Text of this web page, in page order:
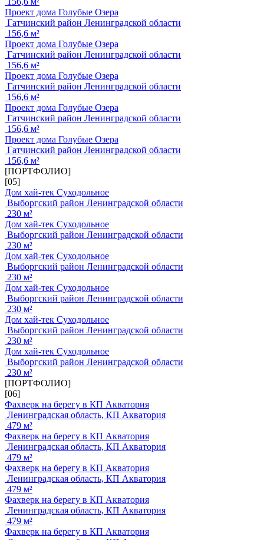
Проект дома Голубые Озера
Гатчинский район Ленинградской области
156,6 м²
Проект дома Голубые Озера
Гатчинский район Ленинградской области
156,6 м²
Проект дома Голубые Озера
Гатчинский район Ленинградской области
156,6 м²
Проект дома Голубые Озера
Гатчинский район Ленинградской области
156,6 м²
Проект дома Голубые Озера
Гатчинский район Ленинградской области
156,6 м²
[ПОРТФОЛИО]
[05]
Дом хай-тек Суходольное
Выборгский район Ленинградской области
230 м²
Дом хай-тек Суходольное
Выборгский район Ленинградской области
230 м²
Дом хай-тек Суходольное
Выборгский район Ленинградской области
230 м²
Дом хай-тек Суходольное
Выборгский район Ленинградской области
230 м²
Дом хай-тек Суходольное
Выборгский район Ленинградской области
230 м²
Дом хай-тек Суходольное
Выборгский район Ленинградской области
230 м²
[ПОРТФОЛИО]
[06]
Фахверк на берегу в КП Акватория
Ленинградская область, КП Акватория
479 м²
Фахверк на берегу в КП Акватория
Ленинградская область, КП Акватория
479 м²
Фахверк на берегу в КП Акватория
Ленинградская область, КП Акватория
479 м²
Фахверк на берегу в КП Акватория
Ленинградская область, КП Акватория
479 м²
Фахверк на берегу в КП Акватория